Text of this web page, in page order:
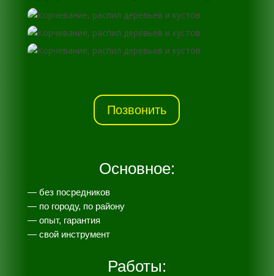
Позвонить
Основное:
— без посредников
— по городу, по району
— опыт, гарантия
— свой инструмент
Работы: